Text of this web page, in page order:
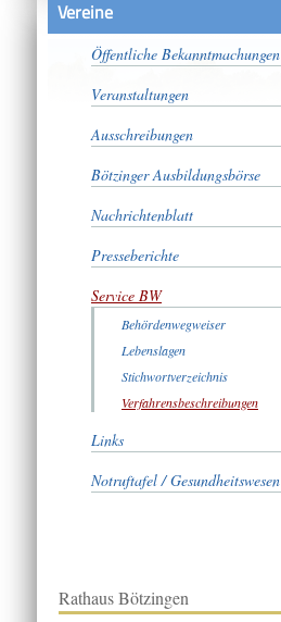
VereineSatzungen
Öffentliche Bekanntmachungen
Veranstaltungen
Ausschreibungen
Bötzinger Ausbildungsbörse
Nachrichtenblatt
Presseberichte
Service BW
Behördenwegweiser
Lebenslagen
Stichwortverzeichnis
Verfahrensbeschreibungen
Links
Notruftafel / Gesundheitswesen
Rathaus Bötzingen